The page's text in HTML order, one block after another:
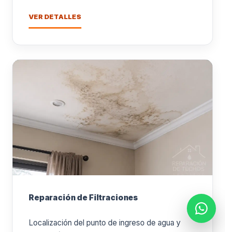
VER DETALLES
Reparación de Filtraciones
Localización del punto de ingreso de agua y